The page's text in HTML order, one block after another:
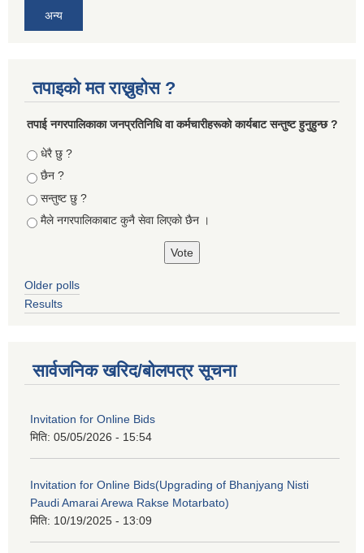
अन्य
तपाइको मत राख्नुहोस ?
तपा‌ई नगरपालिकाका जनप्रतिनिधि वा कर्मचारीहरूकाे कार्यबाट सन्तुष्ट हुनुहुन्छ ?
Choices
धेरै छु ?
छैन ?
सन्तुष्ट छु ?
मैले नगरपालिकाबाट कुनै सेवा लिएकाे छैन ।
Older polls
Results
सार्वजनिक खरिद/बोलपत्र सूचना
Invitation for Online Bids
मिति: 05/05/2026 - 15:54
Invitation for Online Bids(Upgrading of Bhanjyang Nisti
Paudi Amarai Arewa Rakse Motarbato)
मिति: 10/19/2025 - 13:09